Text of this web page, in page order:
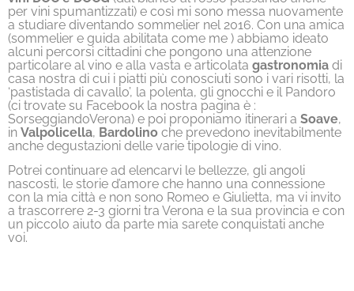
per vini spumantizzati) e così mi sono messa nuovamente
a studiare diventando sommelier nel 2016. Con una amica
(sommelier e guida abilitata come me ) abbiamo ideato
alcuni percorsi cittadini che pongono una attenzione
particolare al vino e alla vasta e articolata gastronomia di
casa nostra di cui i piatti più conosciuti sono i vari risotti, la
‘pastistada di cavallo’, la polenta, gli gnocchi e il Pandoro
(ci trovate su Facebook la nostra pagina è :
SorseggiandoVerona) e poi proponiamo itinerari a Soave,
in Valpolicella, Bardolino che prevedono inevitabilmente
anche degustazioni delle varie tipologie di vino.
Potrei continuare ad elencarvi le bellezze, gli angoli
nascosti, le storie d’amore che hanno una connessione
con la mia città e non sono Romeo e Giulietta, ma vi invito
a trascorrere 2-3 giorni tra Verona e la sua provincia e con
un piccolo aiuto da parte mia sarete conquistati anche
voi.